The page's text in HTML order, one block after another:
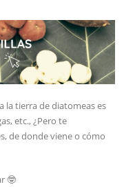
la tierra de diatomeas es
etc., ¿Pero te
de donde viene o cómo
🤓